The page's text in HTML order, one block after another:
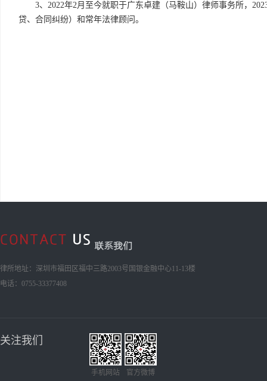
3、2022年2月至今就职于广东卓建（马鞍山）律师事务所，
贷、合同纠纷）和常年法律顾问。
律所地址：深圳市福田区福中三路2003号国银金融中心11-13楼
电话：0755-33377408
关注我们
手机网站 官方微博